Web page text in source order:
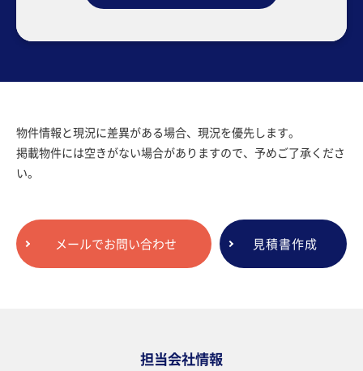
物件情報と現況に差異がある場合、現況を優先します。
掲載物件には空きがない場合がありますので、予めご了承くださ
い。
メールでお問い合わせ 見積書作成
担当会社情報